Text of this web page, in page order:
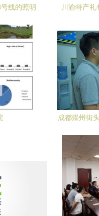
线的照明
川渝特产
成都崇州街